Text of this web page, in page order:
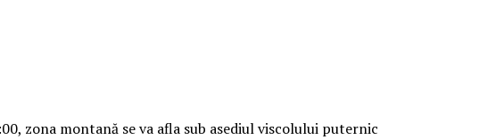
zona montană se va afla sub asediul viscolului puternic